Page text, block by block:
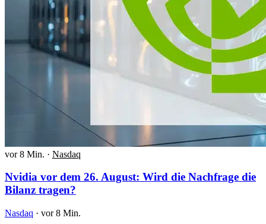
vor 8 Min. · Nasdaq
Nvidia vor dem 26. August: Wird die Nachfrage die
Bilanz tragen?
Nasdaq · vor 8 Min.